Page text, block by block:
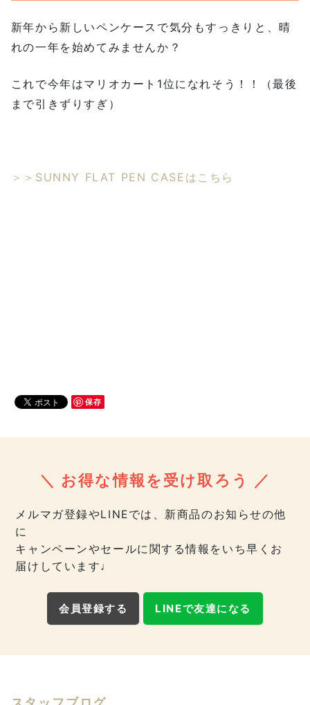
新年から新しいペンケースで気分もすっきりと、晴
れの一年を始めてみませんか？
これで今年はマリオカート1位になれそう！！（最後
まで引きずりすぎ）
＞＞SUNNY FLAT PEN CASEはこちら
保存
＼ お得な情報を受け取ろう ／
メルマガ登録やLINEでは、新商品のお知らせの他
に
キャンペーンやセールに関する情報をいち早くお
届けしています♩
会員登録する LINEで友達になる